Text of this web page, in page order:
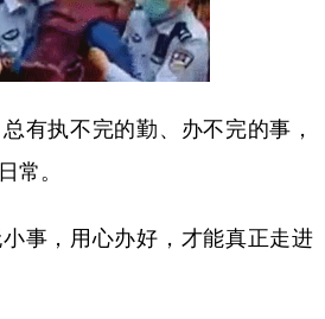
有执不完的勤、办不完的事，
常。
事，用心办好，才能真正走进